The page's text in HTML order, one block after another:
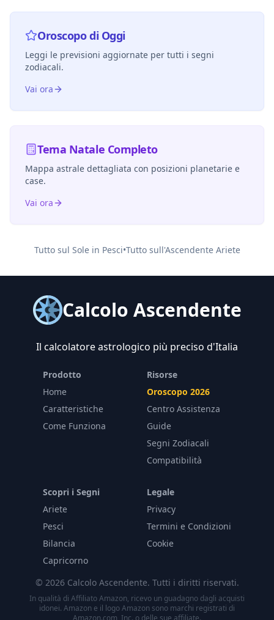
Oroscopo di Oggi
Leggi le previsioni aggiornate per tutti i segni
zodiacali.
Vai ora
Tema Natale Completo
Mappa astrale dettagliata con posizioni planetarie e
case.
Vai ora
Tutto sul Sole in Pesci•Tutto sull'Ascendente Ariete
Calcolo Ascendente
Il calcolatore astrologico più preciso d'Italia
Prodotto
Home
Caratteristiche
Come Funziona
Risorse
Oroscopo 2026
Centro Assistenza
Guide
Segni Zodiacali
Compatibilità
Scopri i Segni
Ariete
Pesci
Bilancia
Capricorno
Legale
Privacy
Termini e Condizioni
Cookie
© 2026 Calcolo Ascendente. Tutti i diritti riservati.
In qualità di Affiliato Amazon, ricevo un guadagno dagli acquisti
idonei. Amazon e il logo Amazon sono marchi registrati di
Amazon.com, Inc. o delle sue affiliate.